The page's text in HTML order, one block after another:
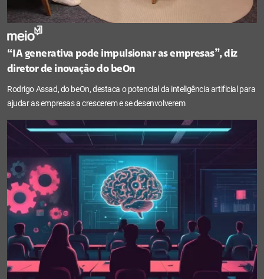
“IA generativa pode impulsionar as empresas”, diz
diretor de inovação do beOn
Rodrigo Assad, do beOn, destaca o potencial da inteligência artificial para
ajudar as empresas a crescerem e se desenvolverem